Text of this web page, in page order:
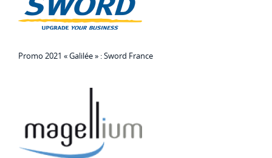
Promo 2021 « Galilée » : Sword France